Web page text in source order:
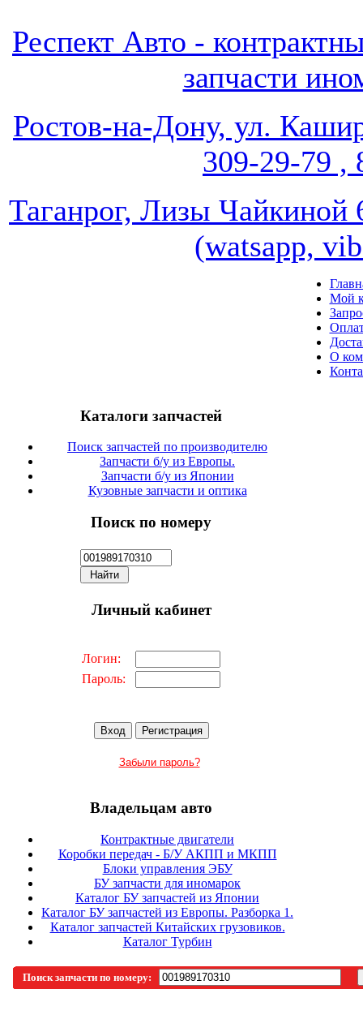
Респект Авто -
запчасти
Ростов-на-Дону, ул.
309-29-79 ,
Таганрог, Лизы
(watsapp,
Мой
О
Каталоги запчастей
Поиск запчастей по производителю
Запчасти б/у из Европы.
Запчасти б/у из Японии
Кузовные запчасти и оптика
Поиск по номеру
Личный кабинет
Логин:
Пароль:
Забыли пароль?
Владельцам авто
Контрактные двигатели
Коробки передач - Б/У АКПП и МКПП
Блоки управления ЭБУ
БУ запчасти для иномарок
Каталог БУ запчастей из Японии
Каталог БУ запчастей из Европы. Разборка 1.
Каталог запчастей Китайских грузовиков.
Каталог Турбин
Поиск запчасти по номеру: